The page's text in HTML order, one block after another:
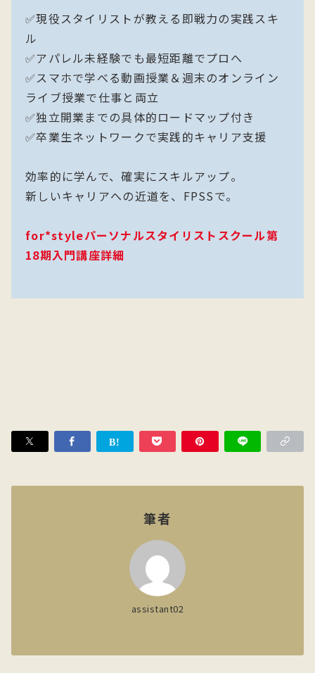
✅現役スタイリストが教える即戦力の実践スキ
ル
✅アパレル未経験でも最短距離でプロへ
✅スマホで学べる動画授業＆週末のオンライン
ライブ授業で仕事と両立
✅独立開業までの具体的ロードマップ付き
✅卒業生ネットワークで実践的キャリア支援
効率的に学んで、確実にスキルアップ。
新しいキャリアへの近道を、FPSSで。
for*styleパーソナルスタイリストスクール第
18期入門講座詳細
筆者
assistant02